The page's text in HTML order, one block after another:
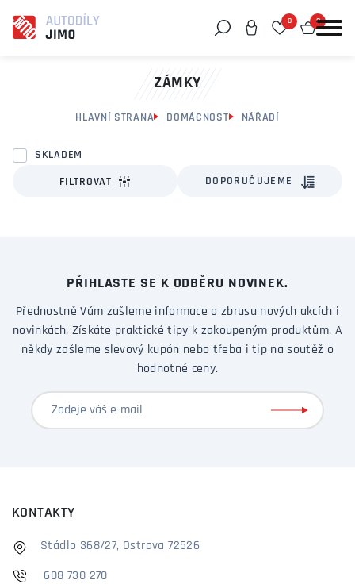
0 0
ZÁMKY
HLAVNÍ STRANA DOMÁCNOST NÁŘADÍ
SKLADEM
FILTROVAT DOPORUČUJEME
PŘIHLASTE SE K ODBĚRU NOVINEK.
Přednostně Vám zašleme informace o zbrusu nových akcích i
novinkách. Získáte praktické tipy k zakoupeným produktům. A
někdy zašleme slevový kupón nebo třeba i tip na soutěž o
hodnotné ceny.
KONTAKTY
Stádlo 368/27, Ostrava 72526
608 730 270
Můžeme vám pomoci něco najít?